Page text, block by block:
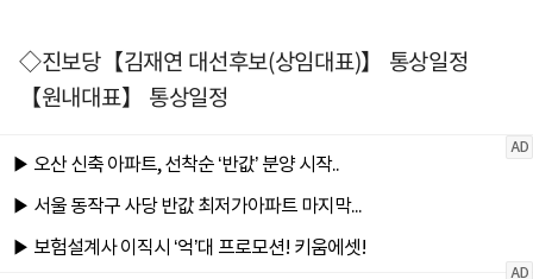
◇진보당【김재연 대선후보(상임대표)】 통상일정
【원내대표】 통상일정